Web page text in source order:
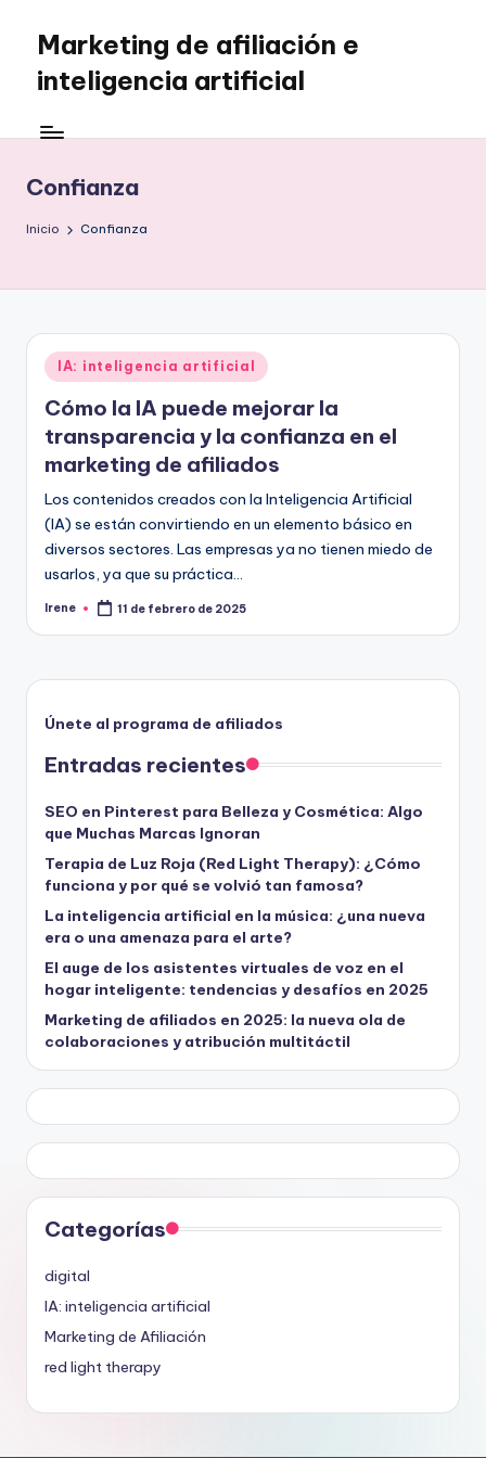
Saltar
contenido
Marketing de afiliación e
inteligencia artificial
Confianza
Inicio Confianza
Publicado
en
IA: inteligencia artificial
Cómo la IA puede mejorar la
transparencia y la confianza en el
marketing de afiliados
Los contenidos creados con la Inteligencia Artificial
(IA) se están convirtiendo en un elemento básico en
diversos sectores. Las empresas ya no tienen miedo de
usarlos, ya que su práctica…
Publicado
Irene 11 de febrero de 2025
Únete al programa de afiliados
Entradas recientes
SEO en Pinterest para Belleza y Cosmética: Algo
que Muchas Marcas Ignoran
Terapia de Luz Roja (Red Light Therapy): ¿Cómo
funciona y por qué se volvió tan famosa?
La inteligencia artificial en la música: ¿una nueva
era o una amenaza para el arte?
El auge de los asistentes virtuales de voz en el
hogar inteligente: tendencias y desafíos en 2025
Marketing de afiliados en 2025: la nueva ola de
colaboraciones y atribución multitáctil
Categorías
digital
IA: inteligencia artificial
Marketing de Afiliación
red light therapy